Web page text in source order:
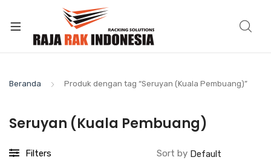
Beranda Produk dengan tag “Seruyan (Kuala Pembuang)”
Seruyan (Kuala Pembuang)
Filters Sort by